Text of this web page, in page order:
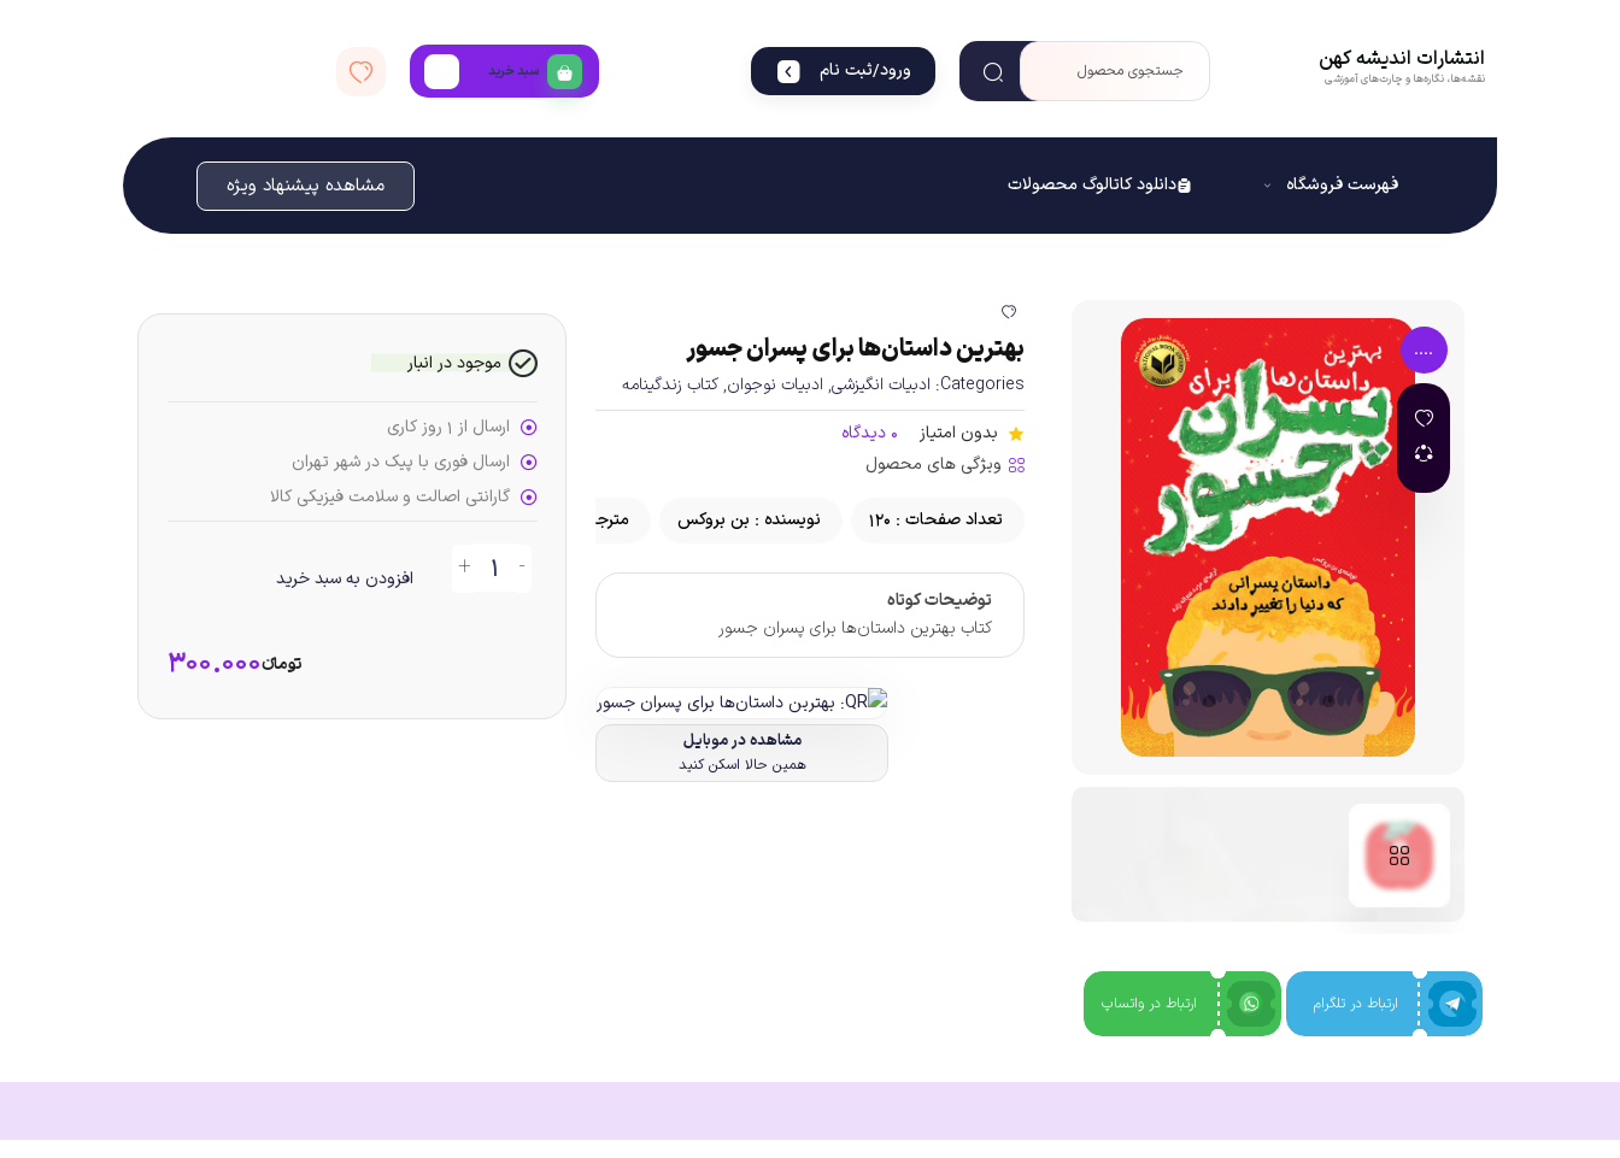
انتشارات اندیشه کهن
نقشه‌ها، نگاره‌ها و چارت‌های آموزشی ورود/ثبت نام سبد خرید
فهرست فروشگاه دانلود کاتالوگ محصولات مشاهده پیشنهاد ویژه
....
ارتباط در تلگرام ارتباط در واتساپ
بهترین داستان‌ها برای پسران جسور
Categories: ادبیات انگیزشی, ادبیات نوجوان, کتاب زندگینامه
بدون امتیاز
0 دیدگاه
ویژگی های محصول
قطع : وزیری تعداد صفحات : 120 نویسنده : بن بروکس مترجم : مژده فتح‌اله‌زاده شابک : 9786007961773
توضیحات کوتاه
کتاب بهترین داستان‌ها برای پسران جسور
مشاهده در موبایل
همین حالا اسکن کنید
موجود در انبار
ارسال از 1 روز کاری
ارسال فوری با پیک در شهر تهران
گارانتی اصالت و سلامت فیزیکی کالا
-
+ افزودن به سبد خرید
تومانء300.000